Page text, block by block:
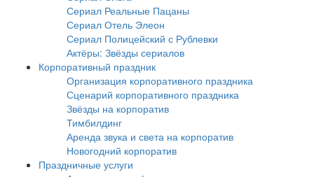
Сериал Реальные Пацаны
Сериал Отель Элеон
Сериал Полицейский с Рублевки
Актёры: Звёзды сериалов
Корпоративный праздник
Организация корпоративного праздника
Сценарий корпоративного праздника
Звёзды на корпоратив
Тимбилдинг
Аренда звука и света на корпоратив
Новогодний корпоратив
Праздничные услуги